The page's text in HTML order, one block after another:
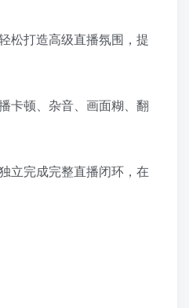
松打造高级直播氛围，提
卡顿、杂音、画面糊、翻
立完成完整直播闭环，在